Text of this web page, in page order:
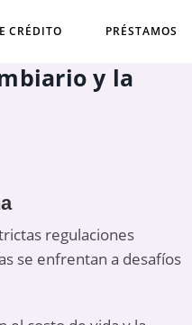
CRÉDITO PRÉSTAMOS
y la
regulaciones
se enfrentan a desafíos